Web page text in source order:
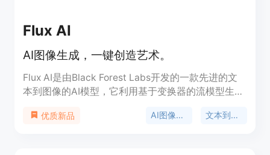
Flux AI
AI图像生成，一键创造艺术。
Flux AI是由Black Forest Labs开发的一款先进的文
本到图像的AI模型，它利用基于变换器的流模型生成
量、对提示的严格遵循、尺寸/比例的多样性、排版
优质新品 AI图像生成 文本到图像